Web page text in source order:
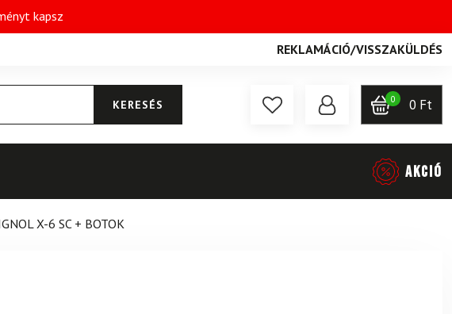
kapsz
REKLAMÁCIÓ/VISSZAKÜLDÉS
KERESÉS 0 0 Ft
AKCIÓ
X-6 SC + BOTOK